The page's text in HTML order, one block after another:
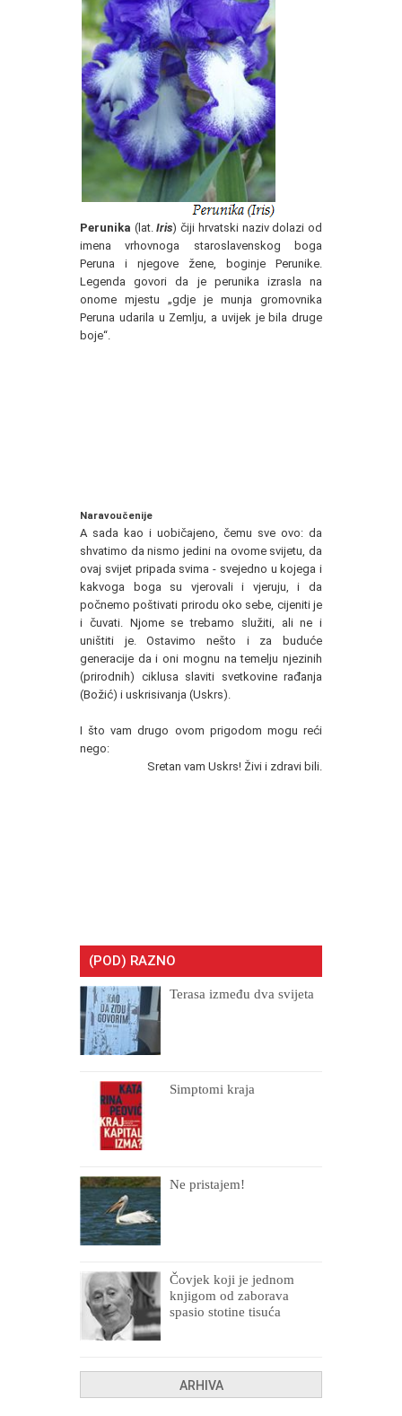
Perunika (lat.Iris) čiji hrvatski naziv dolazi od
imena vrhovnoga staroslavenskog boga
Peruna i njegove žene, boginje Perunike.
Legenda govori da je perunika izrasla na
onome mjestu „gdje je munja gromovnika
Peruna udarila u Zemlju, a uvijek je bila druge
boje“.
Naravoučenije
A sada kao i uobičajeno, čemu sve ovo: da
shvatimo da nismo jedini na ovome svijetu, da
ovaj svijet pripada svima - svejedno u kojega i
kakvoga boga su vjerovali i vjeruju, i da
počnemo poštivati prirodu oko sebe, cijeniti je
i čuvati. Njome se trebamo služiti, ali ne i
uništiti je. Ostavimo nešto i za buduće
generacije da i oni mognu na temelju njezinih
(prirodnih) ciklusa slaviti svetkovine rađanja
(Božić) i uskrisivanja (Uskrs).
I što vam drugo ovom prigodom mogu reći
nego:
Sretan vam Uskrs! Živi i zdravi bili.
(POD) RAZNO
Terasa između dva svijeta
Simptomi kraja
Ne pristajem!
Čovjek koji je jednom
knjigom od zaborava
spasio stotine tisuća
ARHIVA